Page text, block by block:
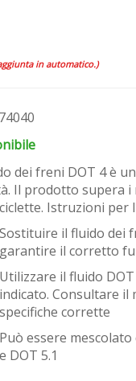
in automatico.)
dei freni DOT 4 è
Il prodotto supera
Istruzioni per
Sostituire il fluido dei
garantire il corretto
Utilizzare il fluido
indicato. Consultare il
specifiche corrette
Può essere
e DOT 5.1